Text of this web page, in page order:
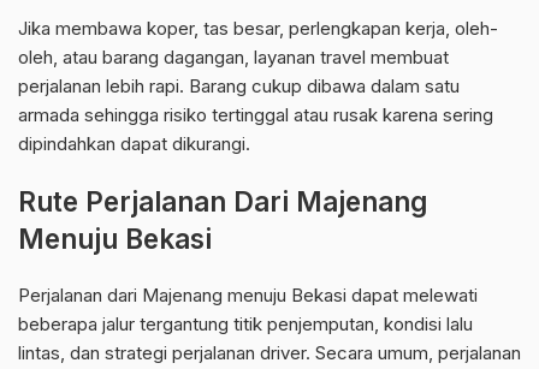
Jika membawa koper, tas besar, perlengkapan kerja, oleh-
oleh, atau barang dagangan, layanan travel membuat
perjalanan lebih rapi. Barang cukup dibawa dalam satu
armada sehingga risiko tertinggal atau rusak karena sering
dipindahkan dapat dikurangi.
Rute Perjalanan Dari Majenang
Menuju Bekasi
Perjalanan dari Majenang menuju Bekasi dapat melewati
beberapa jalur tergantung titik penjemputan, kondisi lalu
lintas, dan strategi perjalanan driver. Secara umum, perjalanan